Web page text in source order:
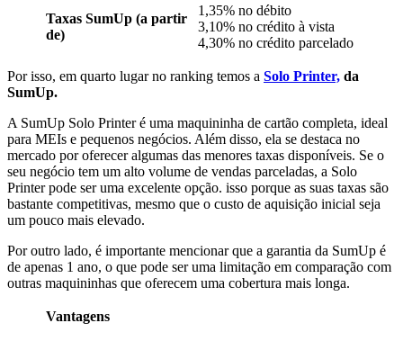
Taxas SumUp (a partir
de)
1,35% no débito
3,10% no crédito à vista
4,30% no crédito parcelado
Por isso, em quarto lugar no ranking temos a Solo Printer, da
SumUp.
A SumUp Solo Printer é uma maquininha de cartão completa, ideal
para MEIs e pequenos negócios. Além disso, ela se destaca no
mercado por oferecer algumas das menores taxas disponíveis. Se o
seu negócio tem um alto volume de vendas parceladas, a Solo
Printer pode ser uma excelente opção. isso porque as suas taxas são
bastante competitivas, mesmo que o custo de aquisição inicial seja
um pouco mais elevado.
Por outro lado, é importante mencionar que a garantia da SumUp é
de apenas 1 ano, o que pode ser uma limitação em comparação com
outras maquininhas que oferecem uma cobertura mais longa.
Vantagens